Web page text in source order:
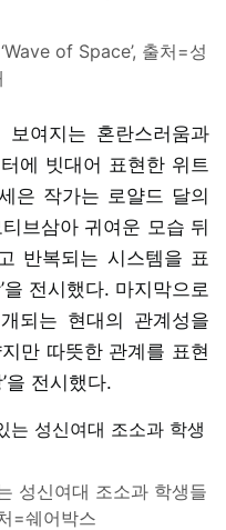
of Space’, 출처=성
여지는 혼란스러움과
에 빗대어 표현한 위트
은 작가는 로얄드 달의
티브삼아 귀여운 모습 뒤
반복되는 시스템을 표
을 전시했다. 마지막으로
되는 현대의 관계성을
만 따뜻한 관계를 표현
을 전시했다.
성신여대 조소과 학생들
=쉐어박스